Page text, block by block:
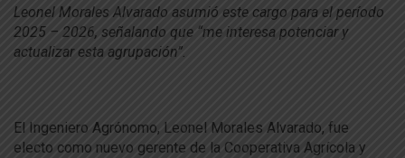
Leonel Morales Alvarado asumió este cargo para el período
2025 – 2026, señalando que “me interesa potenciar y
actualizar esta agrupación”.
El Ingeniero Agrónomo, Leonel Morales Alvarado, fue
electo como nuevo gerente de la Cooperativa Agrícola y